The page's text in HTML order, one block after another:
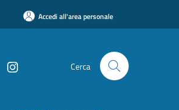
Accedi all'area personale
Cerca